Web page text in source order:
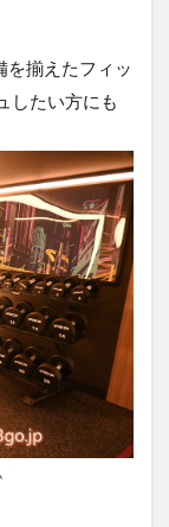
を揃えたフィッ
したい方にも